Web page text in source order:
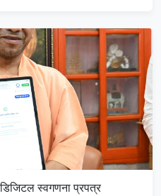
स्वगणना प्रपत्र